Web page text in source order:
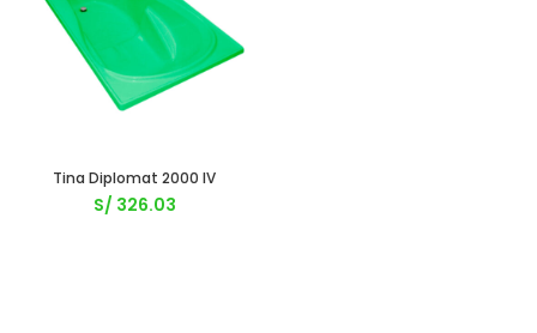
Tina Diplomat 2000 IV
S/ 326.03